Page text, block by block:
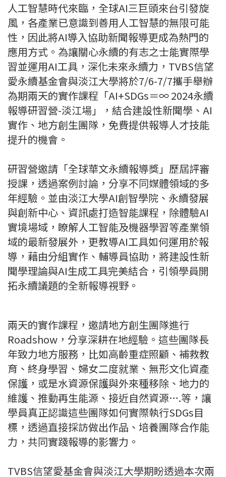
人工智慧時代來臨，全球AI三巨頭來台引發旋
風，各產業已意識到善用人工智慧的無限可能
性，因此將AI導入協助新聞報導更成為熱門的
應用方式。為讓關心永續的有志之士能實際學
習並運用AI工具，深化未來永續力，TVBS信望
愛永續基金會與淡江大學將於7/6-7/7攜手舉辦
為期兩天的實作課程「AI+SDGs＝∞ 2024永續
報導研習營-淡江場」，結合建設性新聞學、AI
實作、地方創生團隊，免費提供報導人才技能
提升的機會。
研習營邀請「全球華文永續報導獎」歷屆評審
授課，透過案例討論，分享不同媒體領域的多
年經驗。並由淡江大學AI創智學院、永續發展
與創新中心、資訊處打造智能課程，除體驗AI
實境場域，瞭解人工智能及機器學習等產業領
域的最新發展外，更教導AI工具如何運用於報
導，藉由分組實作、輔導員協助，將建設性新
聞學理論與AI生成工具完美結合，引領學員開
拓永續議題的全新報導視野。
兩天的實作課程，邀請地方創生團隊進行
Roadshow，分享深耕在地經驗。這些團隊長
年致力地方服務，比如高齡重症照顧、補救教
育、終身學習、婦女二度就業、無形文化資產
保護，或是水資源保護與外來種移除、地力的
維護、推動再生能源、接近自然資源….等，讓
學員真正認識這些團隊如何實際執行SDGs目
標，透過直接採訪做出作品、培養團隊合作能
力，共同實踐報導的影響力。
TVBS信望愛基金會與淡江大學期盼透過本次兩